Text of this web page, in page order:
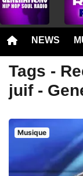
NEWS
Tags -
juif -
Musique